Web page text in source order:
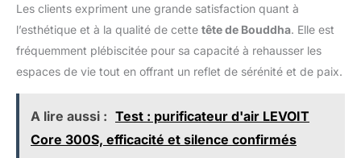
Les clients expriment une grande satisfaction quant à
l’esthétique et à la qualité de cette tête de Bouddha. Elle est
fréquemment plébiscitée pour sa capacité à rehausser les
espaces de vie tout en offrant un reflet de sérénité et de paix.
A lire aussi : Test : purificateur d'air LEVOIT
Core 300S, efficacité et silence confirmés